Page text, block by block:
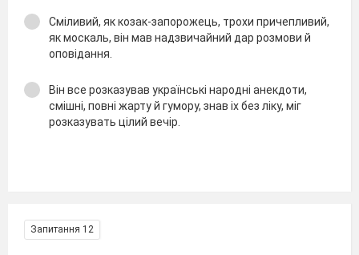
Сміливий, як козак-запорожець, трохи причепливий,
як москаль, він мав надзвичайний дар розмови й
оповідання.
Він все розказував українські народні анекдоти,
смішні, повні жарту й гумору, знав іх без ліку, міг
розказувать цілий вечір.
Запитання 12